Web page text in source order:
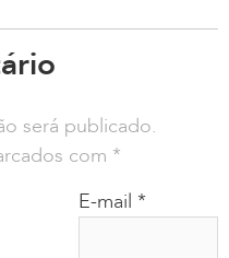
será publicado.
com *
E-mail *